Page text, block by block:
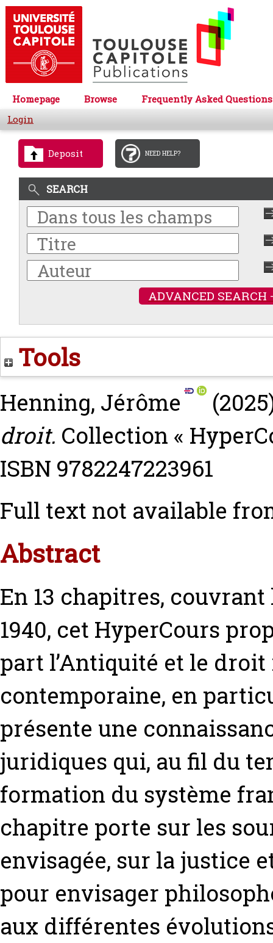
Homepage Browse
Frequently Asked Questions
Login
Deposit NEED HELP?
SEARCH
ADVANCED SEARCH
Tools
Henning, Jérôme
droit. Collection «
ISBN 9782247223961
Full text not available
Abstract
En 13 chapitres,
1940, cet HyperCours
part l’Antiquité et le droit
contemporaine, en
présente une
juridiques qui, au fil du
formation du système
chapitre porte sur les
envisagée, sur la justice
pour envisager
aux différentes